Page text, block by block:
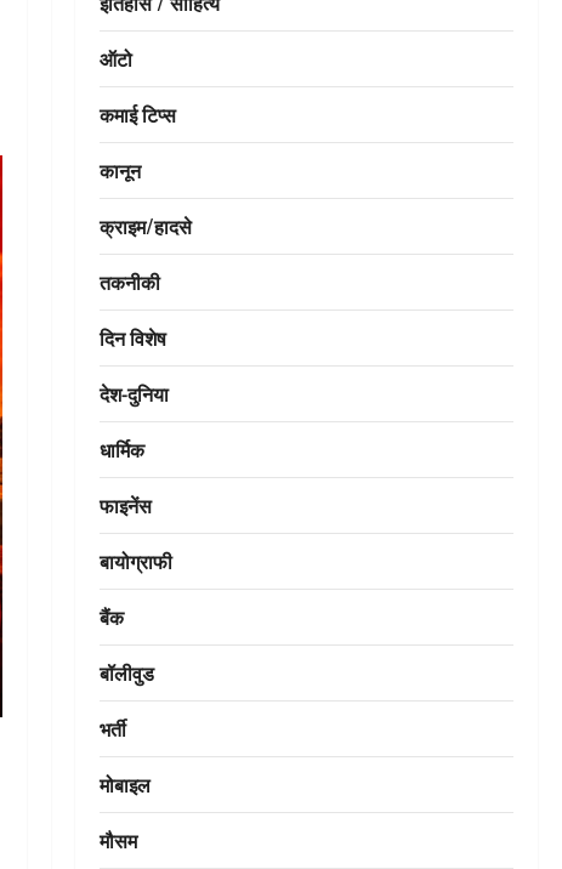
ऑटो
कमाई टिप्स
कानून
क्राइम/हादसे
तकनीकी
दिन विशेष
देश-दुनिया
धार्मिक
फाइनेंस
बायोग्राफी
बैंक
बॉलीवुड
भर्ती
मोबाइल
मौसम